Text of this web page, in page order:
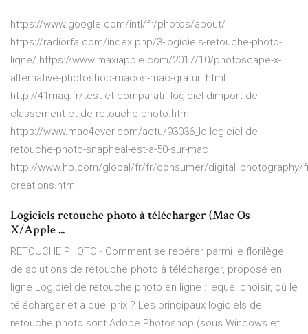
https://www.google.com/intl/fr/photos/about/
https://radiorfa.com/index.php/3-logiciels-retouche-photo-
ligne/ https://www.maxiapple.com/2017/10/photoscape-x-
alternative-photoshop-macos-mac-gratuit.html
http://41mag.fr/test-et-comparatif-logiciel-dimport-de-
classement-et-de-retouche-photo.html
https://www.mac4ever.com/actu/93036_le-logiciel-de-
retouche-photo-snapheal-est-a-50-sur-mac
http://www.hp.com/global/fr/fr/consumer/
creations.html
Logiciels retouche photo à télécharger (Mac Os
X/Apple ...
RETOUCHE PHOTO - Comment se repérer parmi le florilège
de solutions de retouche photo à télécharger, proposé en
ligne Logiciel de retouche photo en ligne : lequel choisir, où le
télécharger et à quel prix ? Les principaux logiciels de
retouche photo sont Adobe Photoshop (sous Windows et...